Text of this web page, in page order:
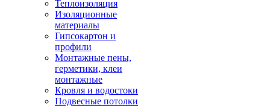
Теплоизоляция
Изоляционные
материалы
Гипсокартон и
профили
Монтажные пены,
герметики, клеи
монтажные
Кровля и водостоки
Подвесные потолки